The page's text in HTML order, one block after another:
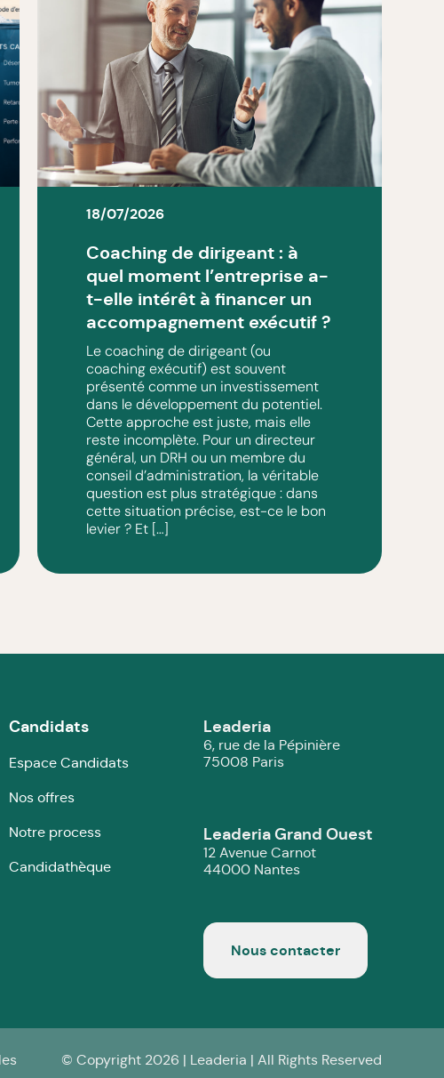
18/07/2026
Coaching de dirigeant : à
quel moment l’entreprise a-
t-elle intérêt à financer un
accompagnement exécutif ?
Le coaching de dirigeant (ou
coaching exécutif) est souvent
présenté comme un investissement
dans le développement du potentiel.
Cette approche est juste, mais elle
reste incomplète. Pour un directeur
général, un DRH ou un membre du
conseil d’administration, la véritable
question est plus stratégique : dans
cette situation précise, est-ce le bon
levier ? Et […]
Candidats
Espace Candidats
Nos offres
Notre process
Candidathèque
Leaderia
6, rue de la Pépinière
75008 Paris
Leaderia Grand Ouest
12 Avenue Carnot
44000 Nantes
Nous contacter
© Copyright 2026 | Leaderia | All Rights Reserved